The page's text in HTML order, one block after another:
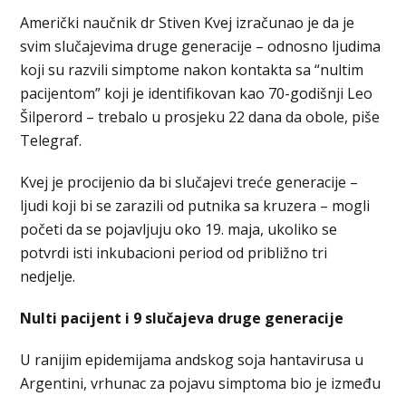
Američki naučnik dr Stiven Kvej izračunao je da je
svim slučajevima druge generacije – odnosno ljudima
koji su razvili simptome nakon kontakta sa “nultim
pacijentom” koji je identifikovan kao 70-godišnji Leo
Šilperord – trebalo u prosjeku 22 dana da obole, piše
Telegraf.
Kvej je procijenio da bi slučajevi treće generacije –
ljudi koji bi se zarazili od putnika sa kruzera – mogli
početi da se pojavljuju oko 19. maja, ukoliko se
potvrdi isti inkubacioni period od približno tri
nedjelje.
Nulti pacijent i 9 slučajeva druge generacije
U ranijim epidemijama andskog soja hantavirusa u
Argentini, vrhunac za pojavu simptoma bio je između